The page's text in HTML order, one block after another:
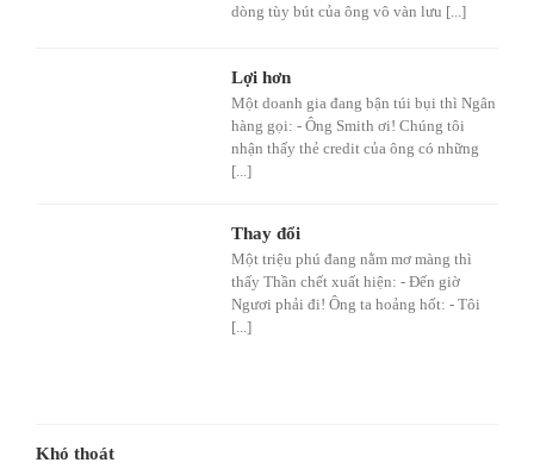
dòng tùy bút của ông vô vàn lưu [...]
Lợi hơn
Một doanh gia đang bận túi bụi thì Ngân
hàng gọi: - Ông Smith ơi! Chúng tôi
nhận thấy thẻ credit của ông có những
[...]
Thay đổi
Một triệu phú đang nằm mơ màng thì
thấy Thần chết xuất hiện: - Đến giờ
Ngươi phải đi! Ông ta hoảng hốt: - Tôi
[...]
Khó thoát